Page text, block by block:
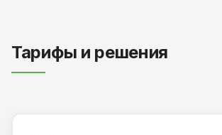
Тарифы и решения